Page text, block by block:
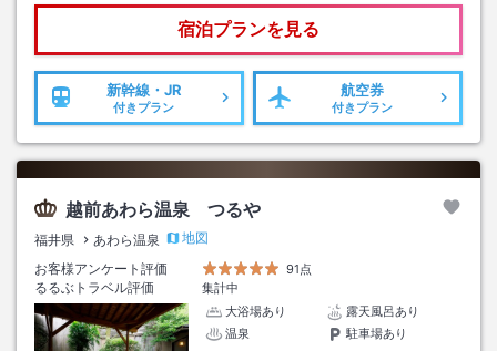
宿泊プランを見る
新幹線・JR
付きプラン
航空券
付きプラン
越前あわら温泉 つるや
福井県 あわら温泉
地図
お客様アンケート評価
91点
るるぶトラベル評価
集計中
大浴場あり
露天風呂あり
温泉
駐車場あり